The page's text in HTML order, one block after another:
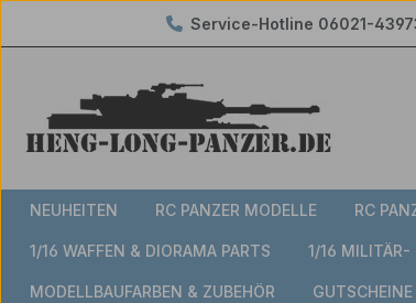
Hauptinhalt springen
Zur Suche springen
Zur Hauptnavigation springen
Service-Hotline 06021-
NEUHEITEN RC PANZER MODELLE RC
1/16 WAFFEN & DIORAMA PARTS 1/16 MILITÄR-
MODELLBAUFARBEN & ZUBEHÖR